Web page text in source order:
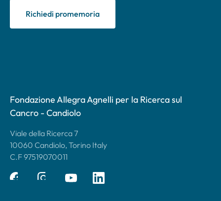
Richiedi promemoria
Fondazione Allegra Agnelli per la Ricerca sul
Cancro - Candiolo
Viale della Ricerca 7
10060 Candiolo, Torino Italy
C.F 97519070011